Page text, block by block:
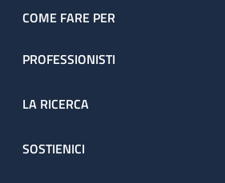
COME FARE PER
PROFESSIONISTI
LA RICERCA
SOSTIENICI